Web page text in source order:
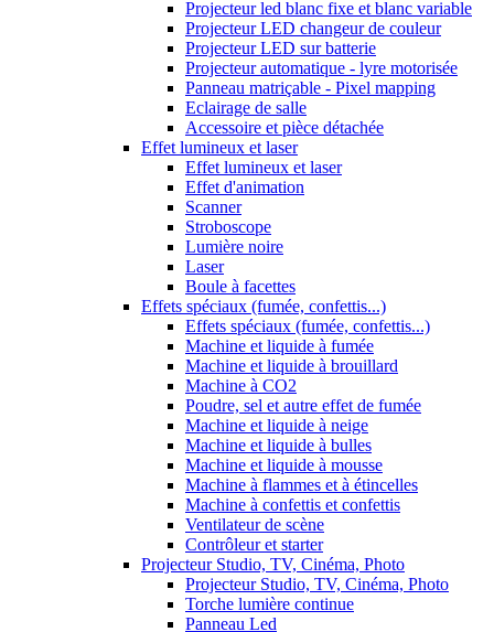
Projecteur led blanc fixe et blanc variable
Projecteur LED changeur de couleur
Projecteur LED sur batterie
Projecteur automatique - lyre motorisée
Panneau matriçable - Pixel mapping
Eclairage de salle
Accessoire et pièce détachée
Effet lumineux et laser
Effet lumineux et laser
Effet d'animation
Scanner
Stroboscope
Lumière noire
Laser
Boule à facettes
Effets spéciaux (fumée, confettis...)
Effets spéciaux (fumée, confettis...)
Machine et liquide à fumée
Machine et liquide à brouillard
Machine à CO2
Poudre, sel et autre effet de fumée
Machine et liquide à neige
Machine et liquide à bulles
Machine et liquide à mousse
Machine à flammes et à étincelles
Machine à confettis et confettis
Ventilateur de scène
Contrôleur et starter
Projecteur Studio, TV, Cinéma, Photo
Projecteur Studio, TV, Cinéma, Photo
Torche lumière continue
Panneau Led